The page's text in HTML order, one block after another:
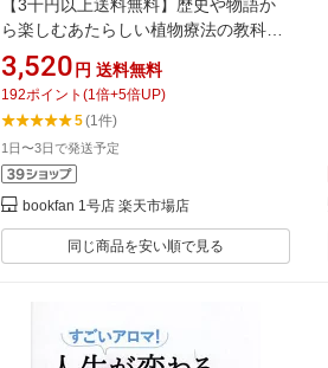
【3千円以上送料無料】歴史や物語か
ら楽しむあたらしい植物療法の教科書
／中村姿乃
3,520 円 送料無料
192ポイント (1倍+5倍UP)
5(1件)
1日〜3日で発送予定
bookfan 1号店 楽天市場店
同じ商品を安い順で見る